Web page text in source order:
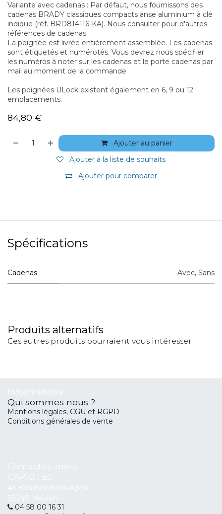
Variante avec cadenas : Par défaut, nous fournissons des
cadenas BRADY classiques compacts anse aluminium à clé
indique (réf. BRD814116-KA). Nous consulter pour d'autres
références de cadenas.
La poignée est livrée entièrement assemblée. Les cadenas
sont étiquetés et numérotés. Vous devrez nous spécifier
les numéros à noter sur les cadenas et le porte cadenas par
mail au moment de la commande
Les poignées ULock existent également en 6, 9 ou 12
emplacements.
84,80 €
Ajouter au panier
Ajouter pour comparer
Ajouter à la liste de souhaits
Spécifications
Cadenas Avec, Sans
Produits alternatifs
Ces autres produits pourraient vous intéresser
Qui sommes nous ?
Mentions légales, CGU et RGPD
Conditions générales de vente
04 58 00 16 31